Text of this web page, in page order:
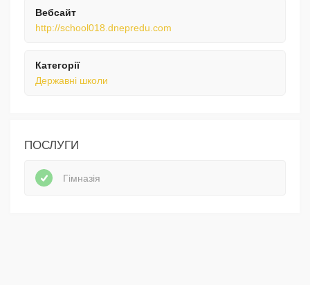
Вебсайт
http://school018.dnepredu.com
Категорії
Державні школи
ПОСЛУГИ
Гімназія